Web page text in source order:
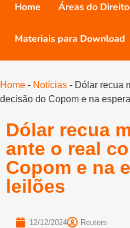
Home Áreas do Direito
Materiais para Download
Home - Notícias - Dólar recua
decisão do Copom e na
Dólar recua
ante o real
Copom e na
leilões
12/12/2024 Reuters